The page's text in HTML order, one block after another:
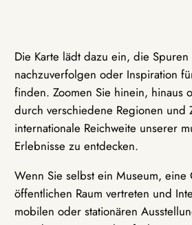
Die Karte lädt dazu ein, die
nachzuverfolgen oder Inspiration
finden. Zoomen Sie hinein, hinaus
durch verschiedene Regionen und
internationale Reichweite unserer
Erlebnisse zu entdecken.
Wenn Sie selbst ein Museum,
öffentlichen Raum vertreten und
mobilen oder stationären